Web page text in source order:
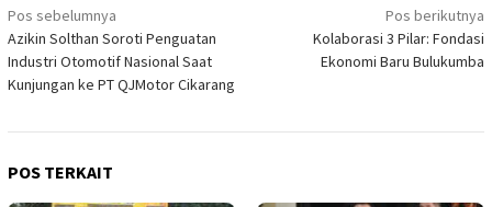
Navigasi
pos
Pos sebelumnya
Azikin Solthan Soroti Penguatan
Industri Otomotif Nasional Saat
Kunjungan ke PT QJMotor Cikarang
Pos berikutnya
Kolaborasi 3 Pilar: Fondasi
Ekonomi Baru Bulukumba
POS TERKAIT